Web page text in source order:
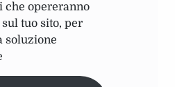
che opereranno
tuo sito, per
soluzione